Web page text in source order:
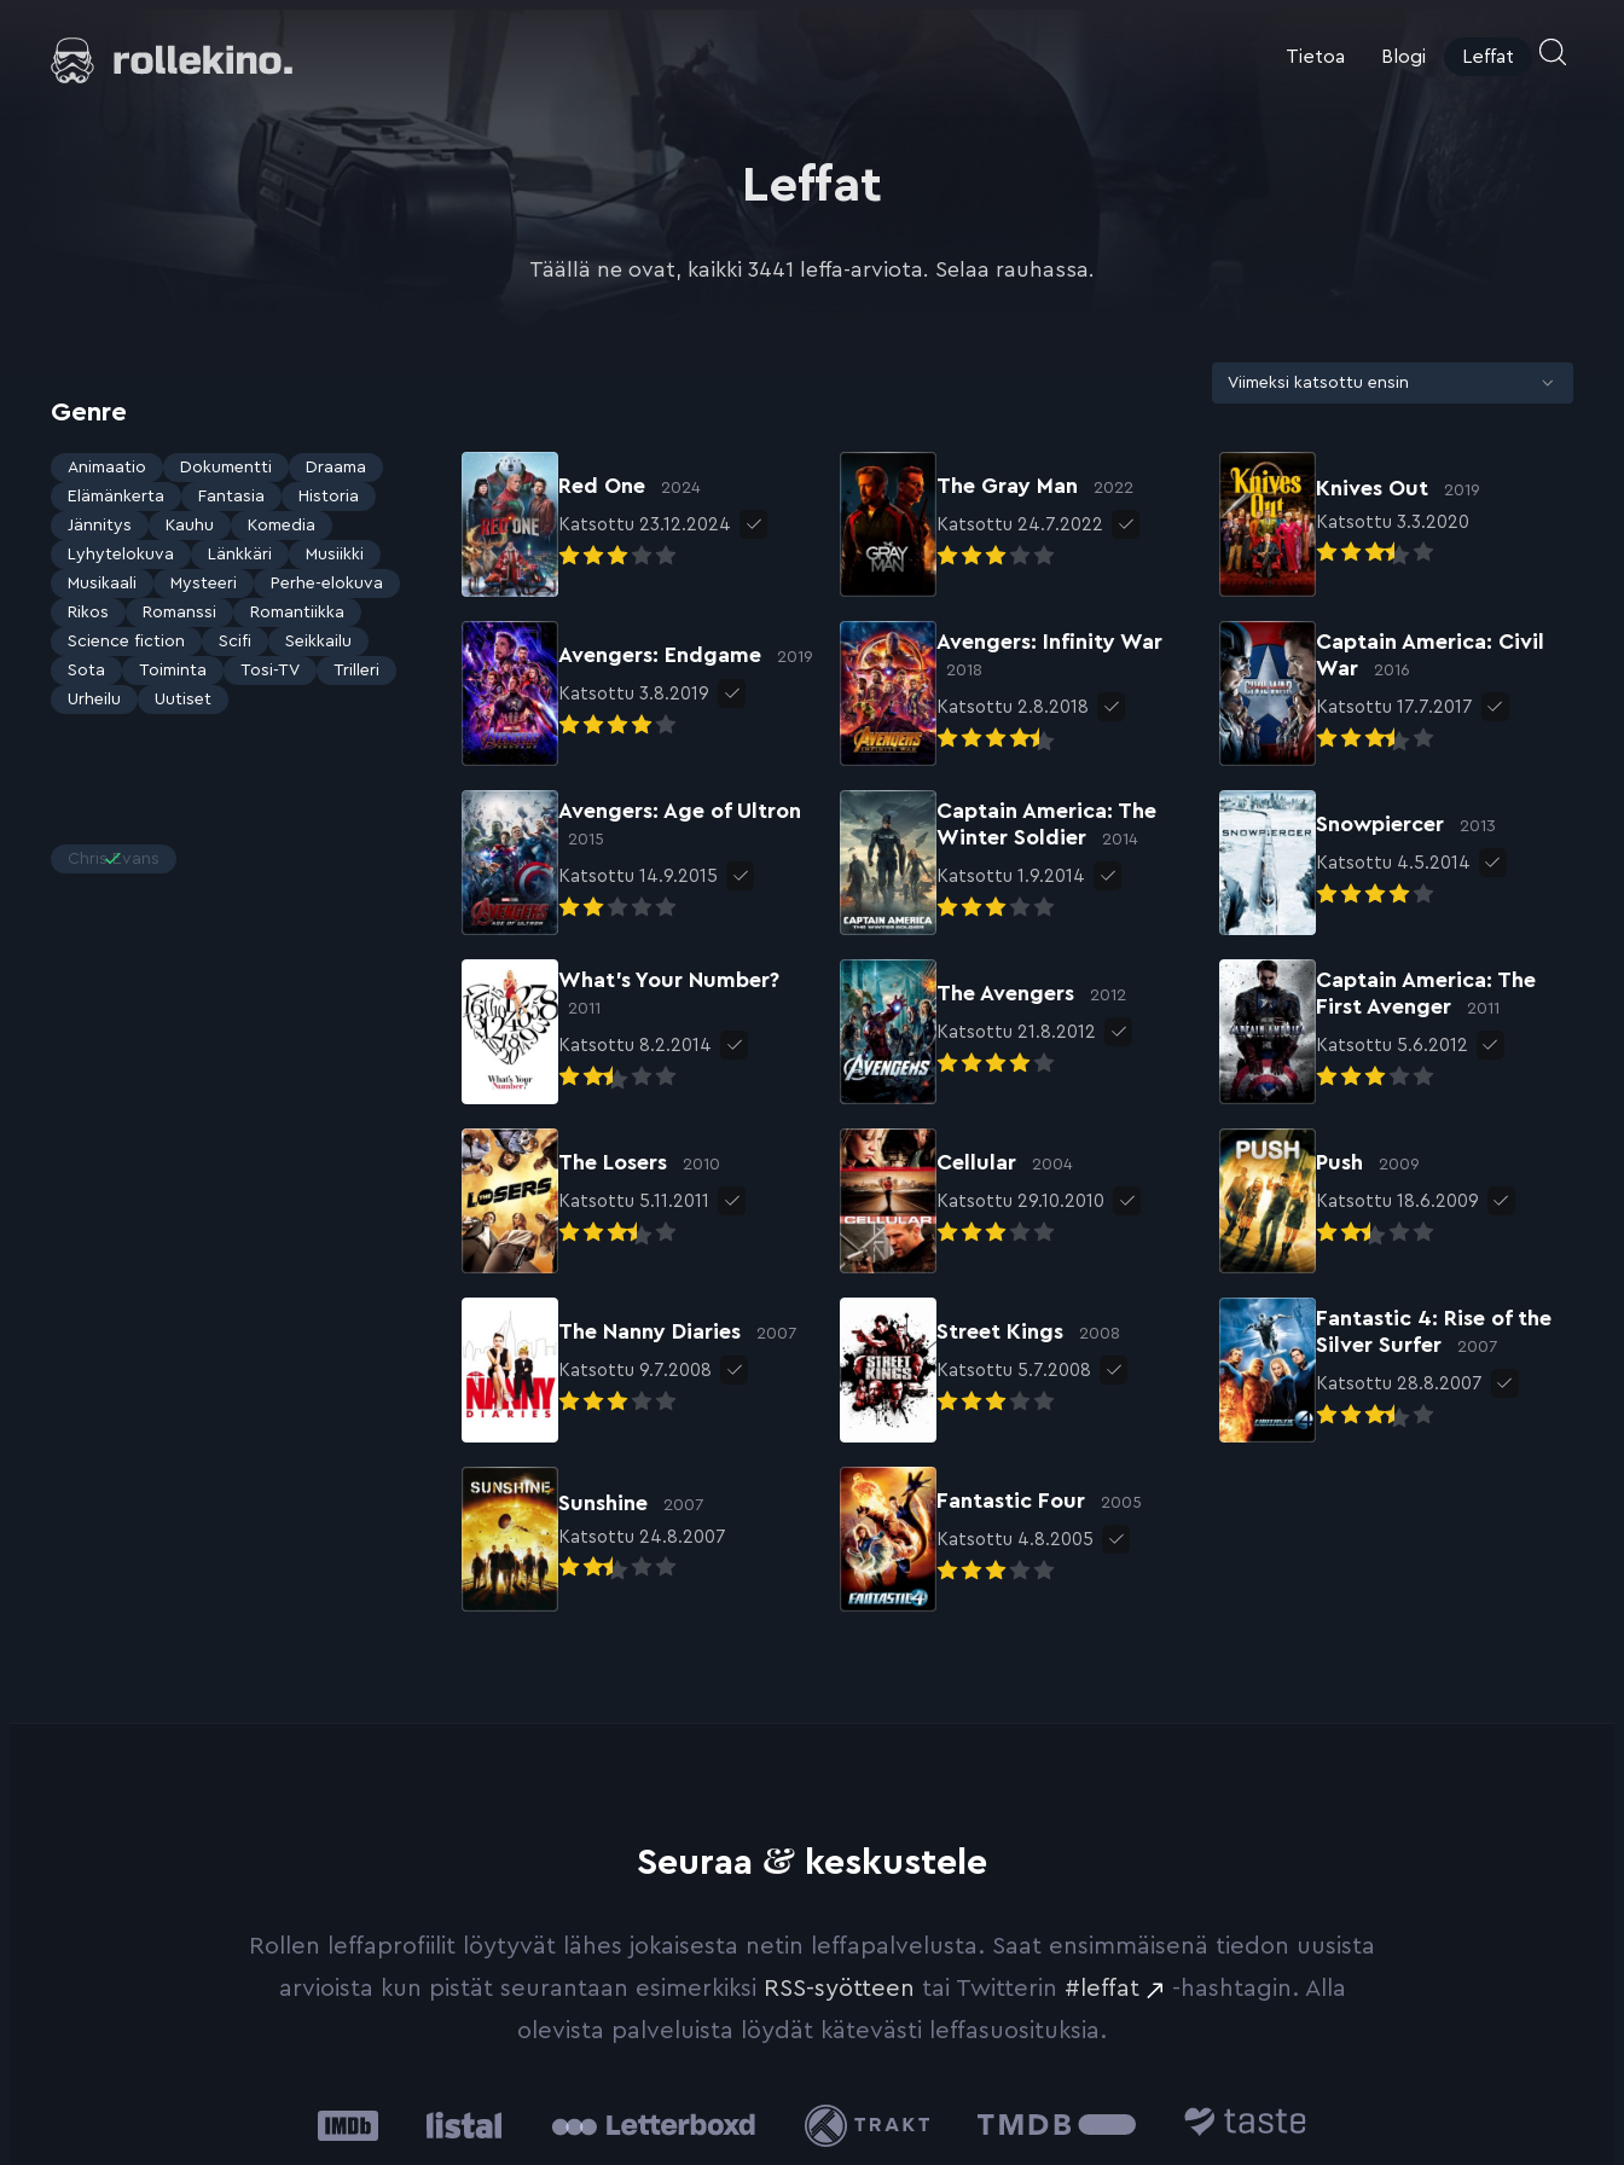
suoraan
sisältöön
Elokuvat ja elokuva-arviot | Rollekino.fi
Tietoa Blogi Leffat
Leffat
Täällä ne ovat, kaikki 3441 leffa-arviota. Selaa rauhassa.
Genre
Animaatio Dokumentti
Draama
Elämänkerta
Fantasia
Historia
Jännitys
Kauhu
Komedia
Lyhytelokuva
Länkkäri
Musiikki
Musikaali
Mysteeri
Perhe-elokuva
Rikos
Romanssi
Romantiikka
Science fiction
Scifi
Seikkailu
Sota
Toiminta Tosi-TV
Trilleri
Urheilu
Uutiset
Chris Evans
Red One 2024
Katsottu 23.12.2024
The Gray Man 2022
Katsottu 24.7.2022
Knives Out 2019
Katsottu 3.3.2020
Avengers: Endgame 2019
Katsottu 3.8.2019
Avengers: Infinity War
2018
Katsottu 2.8.2018
Captain America: Civil
War
2016
Katsottu 17.7.2017
Avengers: Age of Ultron
2015
Katsottu 14.9.2015
Captain America: The
Winter Soldier
2014
Katsottu 1.9.2014
Snowpiercer 2013
Katsottu 4.5.2014
What’s Your Number?
2011
Katsottu 8.2.2014
The Avengers 2012
Katsottu 21.8.2012
Captain America: The
First Avenger
2011
Katsottu 5.6.2012
The Losers 2010
Katsottu 5.11.2011
Cellular 2004
Katsottu 29.10.2010
Push 2009
Katsottu 18.6.2009
The Nanny Diaries 2007
Katsottu 9.7.2008
Street Kings 2008
Katsottu 5.7.2008
Fantastic 4: Rise of the
Silver Surfer
2007
Katsottu 28.8.2007
Sunshine 2007
Katsottu 24.8.2007
Fantastic Four 2005
Katsottu 4.8.2005
Seuraa & keskustele
Rollen leffaprofiilit löytyvät lähes jokaisesta netin leffapalvelusta. Saat ensimmäisenä tiedon uusista
arvioista kun pistät seurantaan esimerkiksi RSS-syötteen tai Twitterin #leffat
-hashtagin. Alla
olevista palveluista löydät kätevästi leffasuosituksia.
IMDb Trakt